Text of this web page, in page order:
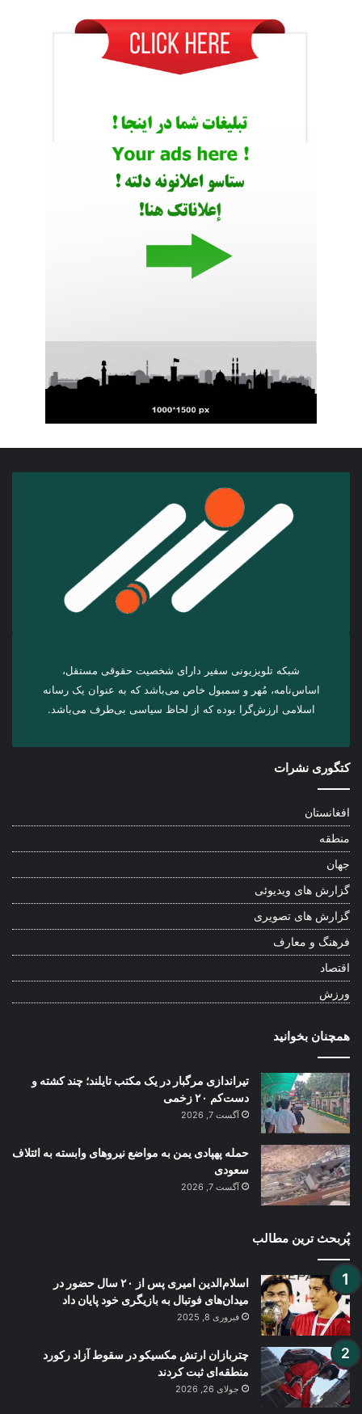
شبکه تلویزیونی سفیر دارای شخصیت حقوقی مستقل،
اساس‌نامه، مُهر و سمبول خاص می‌باشد که به عنوان یک رسانه
اسلامی ارزش‌گرا بوده که از لحاظ سیاسی بی‌طرف می‌باشد.
کتگوری نشرات
افغانستان
منطقه
جهان
گزارش های ویدیوئی
گزارش های تصویری
فرهنگ و معارف
اقتصاد
ورزش
همچنان بخوانید
تیراندازی مرگبار در یک مکتب تایلند؛ چند کشته و
دست‌کم ۲۰ زخمی
آگست 7, 2026
حمله پهپادی یمن به مواضع نیروهای وابسته به ائتلاف
سعودی
آگست 7, 2026
پُربحث ترین مطالب
اسلام‌الدین امیری پس از ۲۰ سال حضور در
میدان‌های فوتبال به بازیگری خود پایان داد
فبروری 8, 2025
چتربازان ارتش مکسیکو در سقوط آزاد رکورد
منطقه‌ای ثبت کردند
جولای 26, 2026